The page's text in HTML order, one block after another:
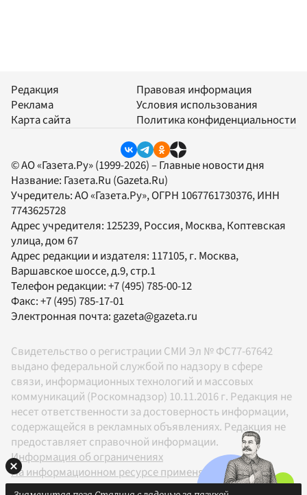
Редакция
Реклама
Карта сайта
Правовая информация
Условия использования
Политика конфиденциальности
© АО «Газета.Ру» (1999-2026) – Главные новости дня
Название: Газета.Ru (Gazeta.Ru)
Учредитель:АО «Газета.Ру», ОГРН 1067761730376, ИНН
7743625728
Адрес учредителя: 125239, Россия, Москва, Коптевская
улица, дом 67
Адрес редакции и издателя: 117105, г. Москва,
Варшавское шоссе, д.9, стр.1
Телефон редакции:+7 (495) 785-00-12
Факс:+7 (495) 785-17-01
Электронная почта: gazeta@gazeta.ru
Свидетельство о регистрации СМИ Эл № ФС77-67642
выдано федеральной службой по надзору в сфере
связи, информационных технологий и массовых
коммуникаций (Роскомнадзор) 10.11.2016 г. Редакция не
несет ответственности за достоверность информации,
содержащейся в рекламных объявлениях. Редакция не
предоставляет справочной информации.
Информация об ограничениях
На информационном ресурсе применяются
рекомендательные технологии в соответствии с